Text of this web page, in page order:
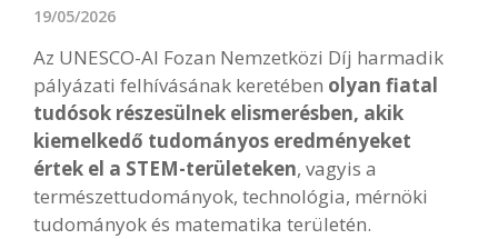
19/05/2026
Az UNESCO-Al Fozan Nemzetközi Díj harmadik
pályázati felhívásának keretében olyan fiatal
tudósok részesülnek elismerésben, akik
kiemelkedő tudományos eredményeket
értek el a STEM-területeken, vagyis a
természettudományok, technológia, mérnöki
tudományok és matematika területén.